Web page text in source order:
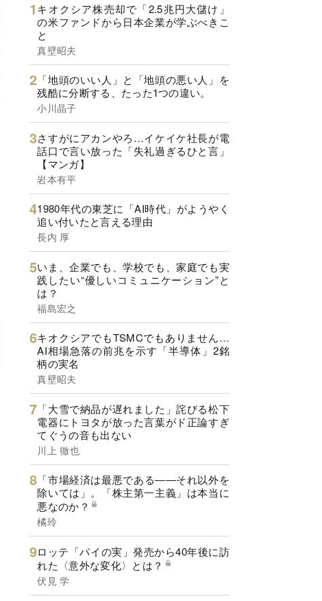
キオクシア株売却で「2.5兆円大儲け」
の米ファンドから日本企業が学ぶべきこ
と
真壁昭夫
「地頭のいい人」と「地頭の悪い人」を
残酷に分断する、たった1つの違い。
小川晶子
さすがにアカンやろ…イケイケ社長が電
話口で言い放った「失礼過ぎるひと言」
【マンガ】
岩本有平
1980年代の東芝に「AI時代」がようやく
追い付いたと言える理由
長内 厚
いま、企業でも、学校でも、家庭でも実
践したい“優しいコミュニケーション”と
は？
福島宏之
キオクシアでもTSMCでもありません…
AI相場急落の前兆を示す「半導体」2銘
柄の実名
真壁昭夫
「大雪で納品が遅れました」詫びる松下
電器にトヨタが放った言葉がド正論すぎ
てぐうの音も出ない
川上 徹也
「市場経済は最悪である――それ以外を
除いては」。「株主第一主義」は本当に
悪なのか？
橘玲
ロッテ「パイの実」発売から40年後に訪
れた〈意外な変化〉とは？
伏見 学